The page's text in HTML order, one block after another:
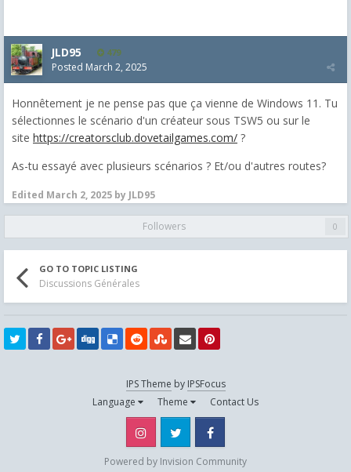
JLD95 479
Posted March 2, 2025
Honnêtement je ne pense pas que ça vienne de Windows 11. Tu
sélectionnes le scénario d'un créateur sous TSW5 ou sur le
site https://creatorsclub.dovetailgames.com/ ?
As-tu essayé avec plusieurs scénarios ? Et/ou d'autres routes?
Edited March 2, 2025 by JLD95
Followers 0
GO TO TOPIC LISTING
Discussions Générales
IPS Theme by IPSFocus
Language
Theme Contact Us
Instagram Twitter
Powered by Invision Community